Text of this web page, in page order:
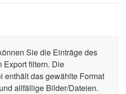
Sie die Einträge des
Export filtern. Die
enthält das gewählte Format
allfällige Bilder/Dateien.